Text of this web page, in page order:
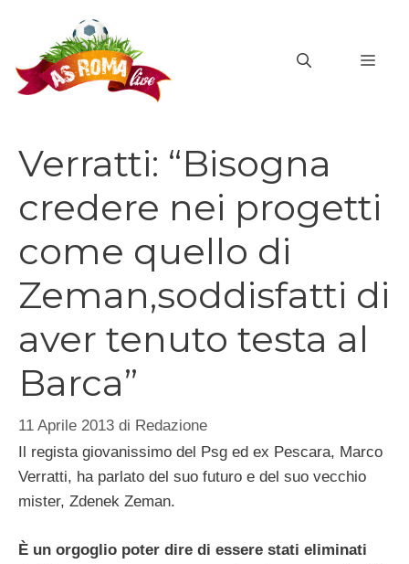
contenuto
Verratti: “Bisogna
credere nei progetti
come quello di
Zeman,soddisfatti di
aver tenuto testa al
Barca”
11 Aprile 2013 di Redazione
Il regista giovanissimo del Psg ed ex Pescara, Marco
Verratti, ha parlato del suo futuro e del suo vecchio
mister, Zdenek Zeman.
È un orgoglio poter dire di essere stati eliminati